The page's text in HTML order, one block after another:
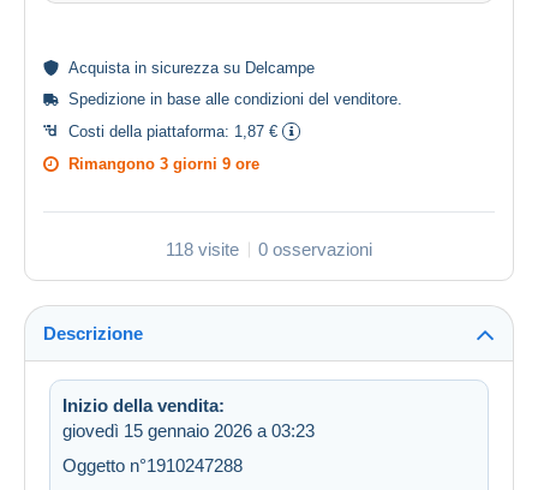
Acquista in sicurezzasu Delcampe
Spedizione in base alle condizioni del venditore.
Costi della piattaforma: 1,87 €
Rimangono 3 giorni 9 ore
118 visite 0 osservazioni
Descrizione
Inizio della vendita:
giovedì 15 gennaio 2026 a 03:23
Oggetto n°1910247288